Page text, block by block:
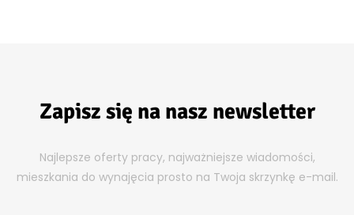
Zapisz się na nasz newsletter
Najlepsze oferty pracy, najważniejsze wiadomości,
mieszkania do wynajęcia prosto na Twoja skrzynkę e-mail.